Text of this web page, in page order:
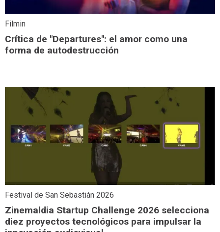
Filmin
Crítica de "Departures": el amor como una
forma de autodestrucción
Festival de San Sebastián 2026
Zinemaldia Startup Challenge 2026 selecciona
diez proyectos tecnológicos para impulsar la